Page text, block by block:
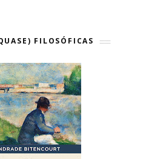
FILOSÓFICAS